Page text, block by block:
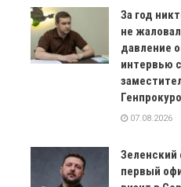
За год
не
давление
интервью с
07.08.2026
первый